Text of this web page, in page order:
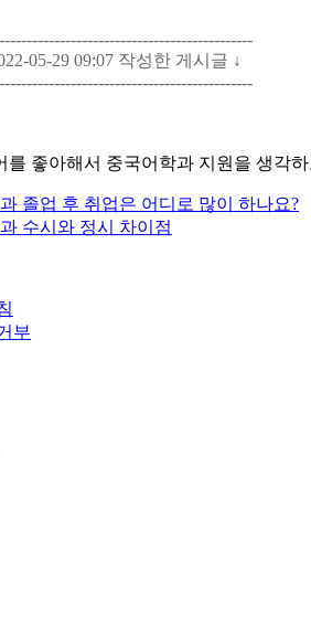
05-29 09:07 작성한 게시글 ↓
좋아해서 중국어학과 지원을 생각
졸업 후 취업은 어디로 많이 하나요?
수시와 정시 차이점
부